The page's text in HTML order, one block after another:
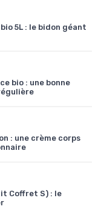
bio 5L : le bidon géant
bio : une bonne
: une crème corps
Coffret S) : le